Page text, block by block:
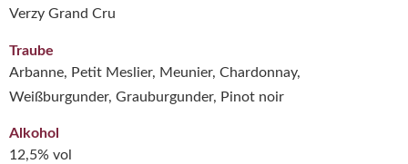
Verzy Grand Cru
Traube
Arbanne, Petit Meslier, Meunier, Chardonnay,
Weißburgunder, Grauburgunder, Pinot noir
Alkohol
12,5% vol